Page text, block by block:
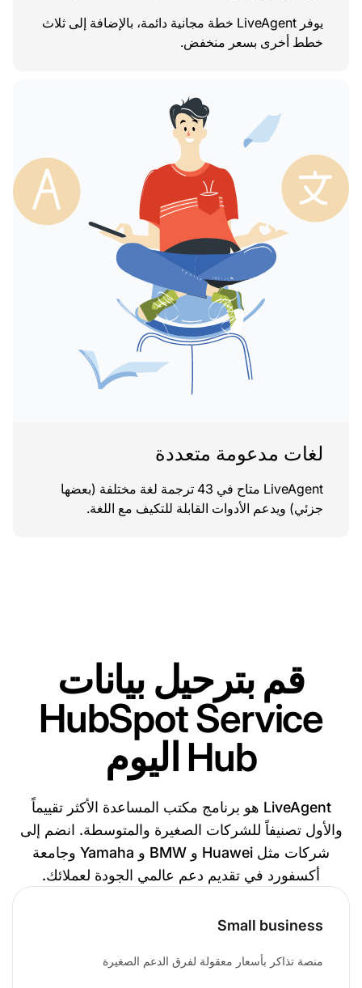
يوفر LiveAgent خطة مجانية دائمة، بالإضافة إلى ثلاث
خطط أخرى بسعر منخفض.
لغات مدعومة متعددة
LiveAgent متاح في 43 ترجمة لغة مختلفة (بعضها
جزئي) ويدعم الأدوات القابلة للتكيف مع اللغة.
قم بترحيل بيانات
HubSpot Service
Hub اليوم
LiveAgent هو برنامج مكتب المساعدة الأكثر تقييماً
والأول تصنيفاً للشركات الصغيرة والمتوسطة. انضم إلى
شركات مثل Huawei و BMW و Yamaha وجامعة
أكسفورد في تقديم دعم عالمي الجودة لعملائك.
Small business
منصة تذاكر بأسعار معقولة لفرق الدعم الصغيرة